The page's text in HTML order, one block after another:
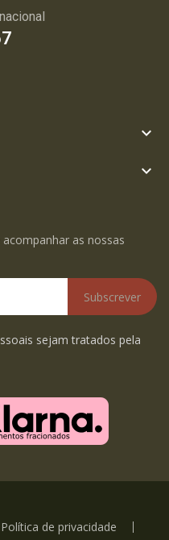


as nossas
Subscrever
sejam tratados pela
Política de privacidade